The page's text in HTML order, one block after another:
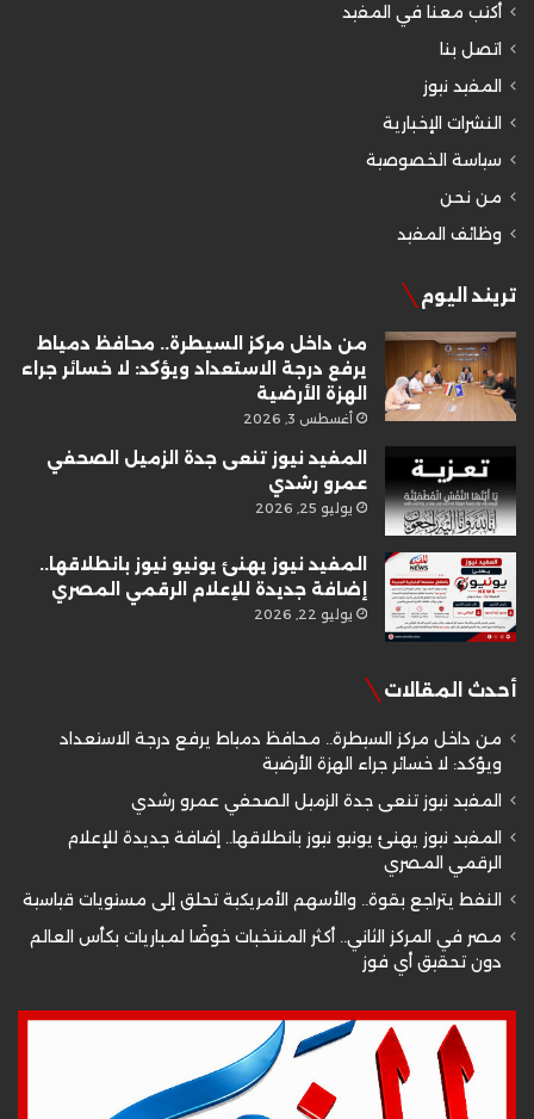
أكتب معنا في المفيد
اتصل بنا
المفيد نيوز
النشرات الإخبارية
سياسة الخصوصية
من نحن
وظائف المفيد
تريند اليوم
من داخل مركز السيطرة.. محافظ دمياط
يرفع درجة الاستعداد ويؤكد: لا خسائر جراء
الهزة الأرضية
أغسطس 3, 2026
المفيد نيوز تنعى جدة الزميل الصحفي
عمرو رشدي
يوليو 25, 2026
المفيد نيوز يهنئ يونيو نيوز بانطلاقها..
إضافة جديدة للإعلام الرقمي المصري
يوليو 22, 2026
أحدث المقالات
من داخل مركز السيطرة.. محافظ دمياط يرفع درجة الاستعداد
ويؤكد: لا خسائر جراء الهزة الأرضية
المفيد نيوز تنعى جدة الزميل الصحفي عمرو رشدي
المفيد نيوز يهنئ يونيو نيوز بانطلاقها.. إضافة جديدة للإعلام
الرقمي المصري
النفط يتراجع بقوة.. والأسهم الأمريكية تحلق إلى مستويات قياسية
مصر في المركز الثاني.. أكثر المنتخبات خوضًا لمباريات بكأس العالم
دون تحقيق أي فوز